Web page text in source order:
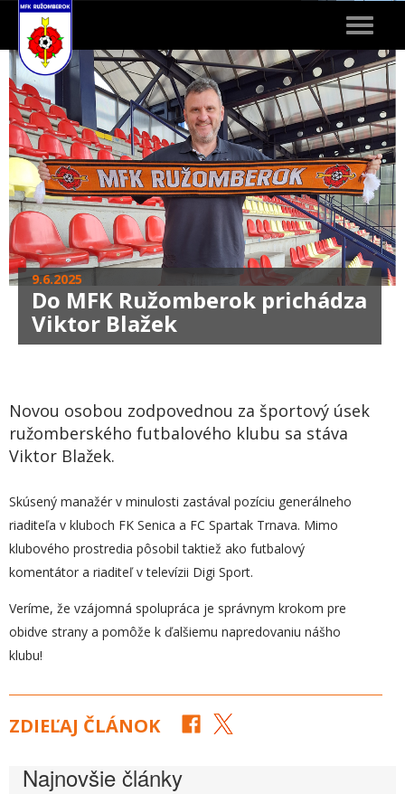
Toggle
9.6.2025
Do MFK Ružomberok prichádza
Viktor Blažek
Novou osobou zodpovednou za športový úsek
ružomberského futbalového klubu sa stáva
Viktor Blažek.
Skúsený manažér v minulosti zastával pozíciu generálneho
riaditeľa v kluboch FK Senica a FC Spartak Trnava. Mimo
klubového prostredia pôsobil taktiež ako futbalový
komentátor a riaditeľ v televízii Digi Sport.
Veríme, že vzájomná spolupráca je správnym krokom pre
obidve strany a pomôže k ďalšiemu napredovaniu nášho
klubu!
ZDIEĽAJ ČLÁNOK
Najnovšie články